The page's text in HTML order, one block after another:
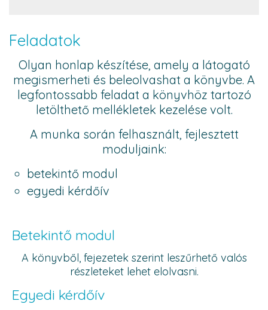
Feladatok
Olyan honlap készítése, amely a látogató
megismerheti és beleolvashat a könyvbe. A
legfontossabb feladat a könyvhöz tartozó
letölthető mellékletek kezelése volt.
A munka során felhasznált, fejlesztett
moduljaink:
betekintő modul
egyedi kérdőív
Betekintő modul
A könyvből, fejezetek szerint leszűrhető valós
részleteket lehet elolvasni.
Egyedi kérdőív